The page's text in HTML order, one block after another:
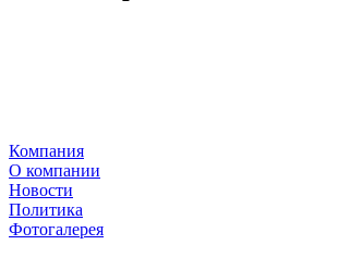
Компания
О компании
Новости
Политика
Фотогалерея